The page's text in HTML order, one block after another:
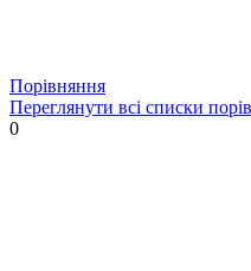
Порівняння
Переглянути всі списки
0